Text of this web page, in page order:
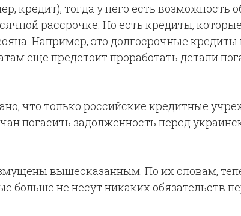
кредит), тогда у него есть возможность
рассрочке. Но есть кредиты,
Например, это долгосрочные кредиты
еще предстоит проработать детали
что только российские кредитные
погасить задолженность перед
вышесказанным. По их словам,
больше не несут никаких обязательств